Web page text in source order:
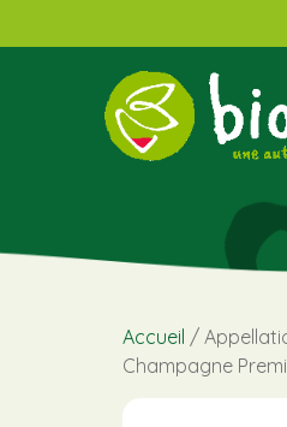
Accueil /
Champagne